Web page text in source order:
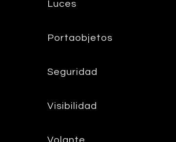
Luces
Portaobjetos
Seguridad
Visibilidad
Volante